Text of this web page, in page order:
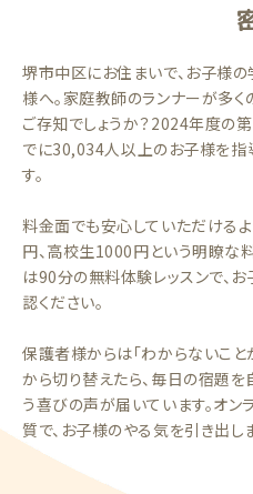
堺市中区にお住まいで、お子様
様へ。家庭教師のランナーが多
ご存知でしょうか？2024年度の
でに30,034人以上のお子様を指
す。
料金面でも安心していただける
円、高校生1000円という明瞭な
は90分の無料体験レッスンで、
認ください。
保護者様からは「わからないこ
から切り替えたら、毎日の宿題を
う喜びの声が届いています。オ
質で、お子様のやる気を引き出し